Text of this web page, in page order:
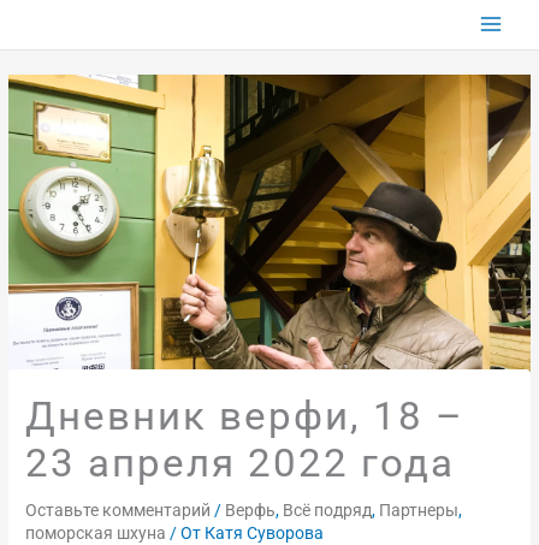
Дневник верфи, 18 –
23 апреля 2022 года
Оставьте комментарий / Верфь, Всё подряд, Партнеры,
поморская шхуна / От Катя Суворова